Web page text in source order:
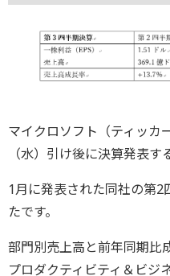
マイクロソフト（ティッカ
（水）引け後に決算発表す
1月に発表された同社の第
たです。
部門別売上高と前年同期比
プロダクティビティ＆ビ